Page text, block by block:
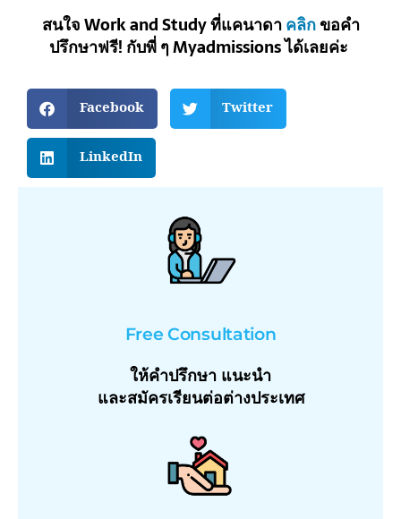
สนใจ Work and Study ที่แคนาดาคลิกขอคำ
ปรึกษาฟรี! กับพี่ ๆ Myadmissions ได้เลยค่ะ
Facebook Twitter
LinkedIn
Free Consultation
ให้คำปรึกษา แนะนำ
และสมัครเรียนต่อต่างประเทศ